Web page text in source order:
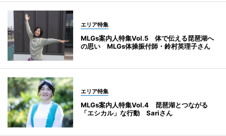
エリア特集
MLGs案内人特集Vol.5 体で伝える琵琶湖へ
の思い MLGs体操振付師・鈴村英理子さん
エリア特集
MLGs案内人特集Vol.4 琵琶湖とつながる
「エシカル」な行動 Sariさん